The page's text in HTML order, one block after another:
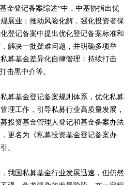
金登记备案综述”中，中基协指出优
展业；推动风险化解，强化投资者保
登记备案中提出优化登记备案标准和
解决一批疑难问题，并明确多项举
募基金差异化自律管理；持续打击
击黑中介等。
募基金登记备案规则体系，优化私募
理工作，引导私募行业高质量发展，
投资基金管理人登记和基金备案办法
，更名为《私募投资基金登记备案办
。
我国私募基金行业发展迅速，但仍然